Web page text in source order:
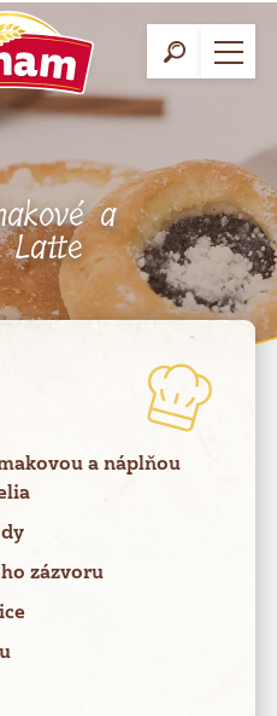
a
Latte
a náplňou
zázvoru